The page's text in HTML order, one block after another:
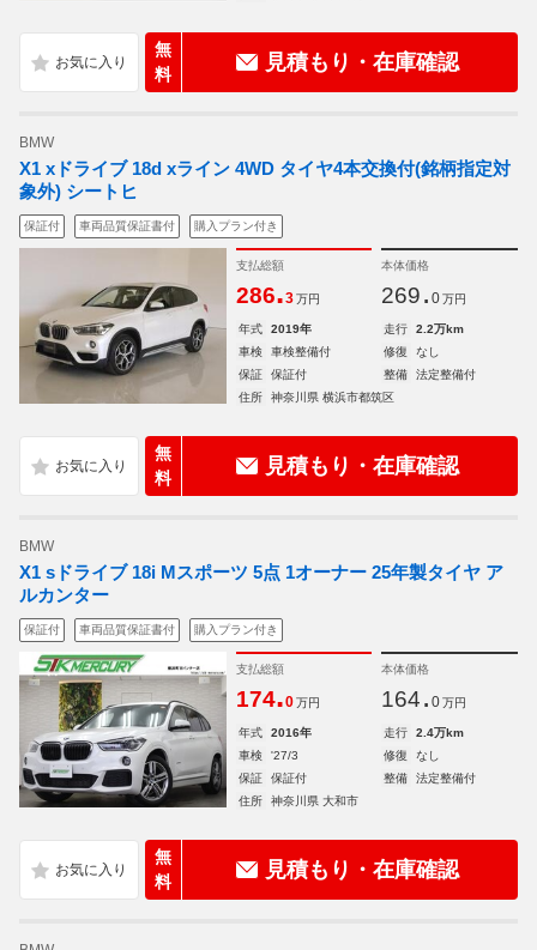
無
料
見積もり・在庫確認
BMW
X1 xドライブ 18d xライン 4WD タイヤ4本交換付(銘柄指定対
象外) シートヒ
保証付 車両品質保証書付 購入プラン付き
支払総額
286.3 万円
本体価格
269. 0 万円
年式 2019年 走行
2.2万km
車検
車検整備付 修復
なし
保証
保証付 整備
法定整備付
住所
神奈川県 横浜市都筑区
無
料
見積もり・在庫確認
BMW
X1 sドライブ 18i Mスポーツ 5点 1オーナー 25年製タイヤ ア
ルカンター
保証付 車両品質保証書付 購入プラン付き
支払総額
174.0 万円
本体価格
164. 0 万円
年式 2016年 走行
2.4万km
車検
'27/3 修復
なし
保証
保証付 整備
法定整備付
住所
神奈川県 大和市
無
料
見積もり・在庫確認